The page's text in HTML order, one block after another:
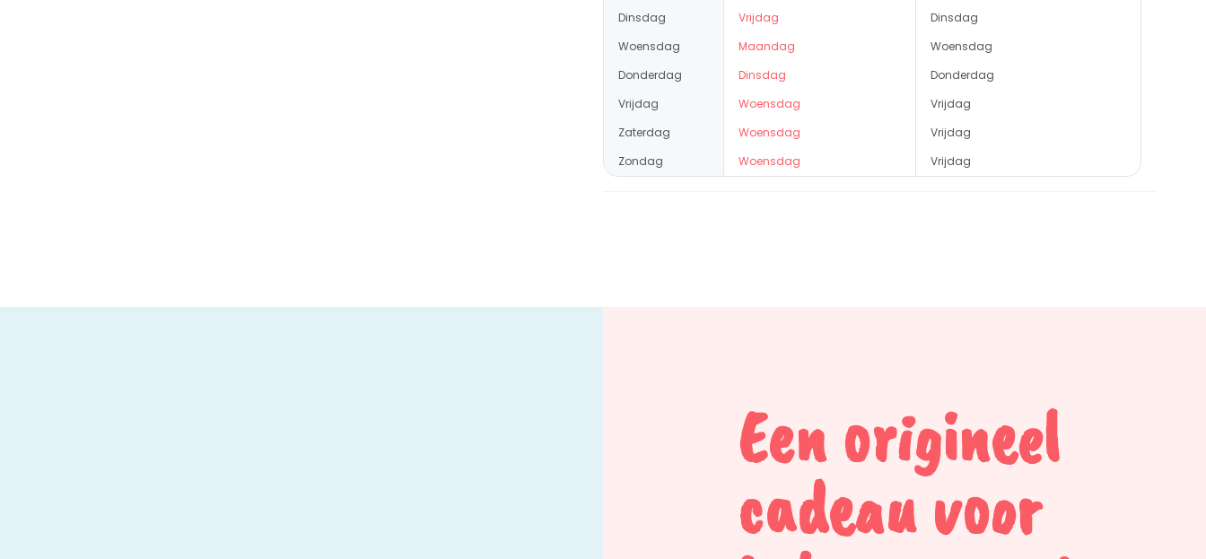
Dinsdag
Vrijdag
Dinsdag
Woensdag
Maandag
Woensdag
Donderdag
Dinsdag
Donderdag
Vrijdag
Woensdag
Vrijdag
Zaterdag
Woensdag
Vrijdag
Zondag
Woensdag Vrijdag
Een origineel
cadeau voor